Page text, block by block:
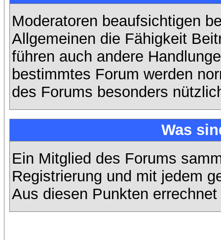
Moderatoren beaufsichtigen
Allgemeinen die Fähigkeit
führen auch andere
bestimmtes Forum werden
des Forums besonders
Was
Ein Mitglied des Forums
Registrierung und mit jedem
Aus diesen Punkten